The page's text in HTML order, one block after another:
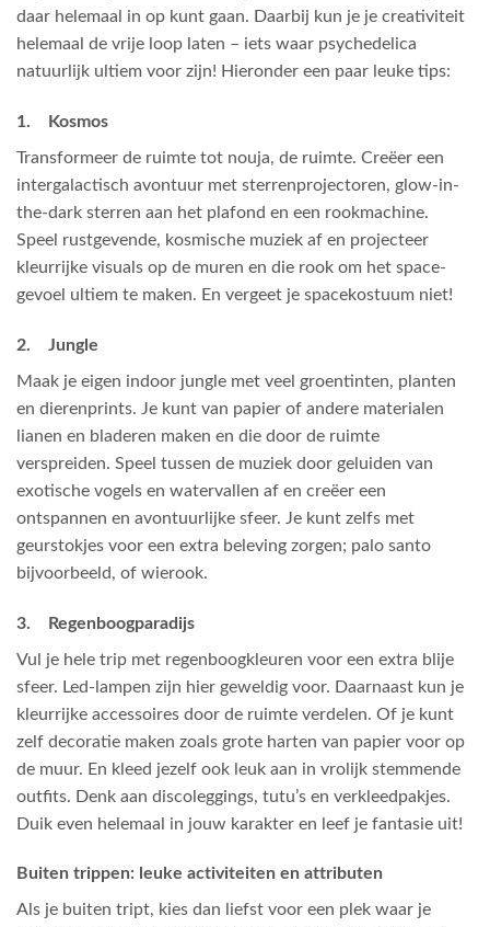
daar helemaal in op kunt gaan. Daarbij kun je je creativiteit
helemaal de vrije loop laten – iets waar psychedelica
natuurlijk ultiem voor zijn! Hieronder een paar leuke tips:
1. Kosmos
Transformeer de ruimte tot nouja, de ruimte. Creëer een
intergalactisch avontuur met sterrenprojectoren, glow-in-
the-dark sterren aan het plafond en een rookmachine.
Speel rustgevende, kosmische muziek af en projecteer
kleurrijke visuals op de muren en die rook om het space-
gevoel ultiem te maken. En vergeet je spacekostuum niet!
2. Jungle
Maak je eigen indoor jungle met veel groentinten, planten
en dierenprints. Je kunt van papier of andere materialen
lianen en bladeren maken en die door de ruimte
verspreiden. Speel tussen de muziek door geluiden van
exotische vogels en watervallen af en creëer een
ontspannen en avontuurlijke sfeer. Je kunt zelfs met
geurstokjes voor een extra beleving zorgen; palo santo
bijvoorbeeld, of wierook.
3. Regenboogparadijs
Vul je hele trip met regenboogkleuren voor een extra blije
sfeer. Led-lampen zijn hier geweldig voor. Daarnaast kun je
kleurrijke accessoires door de ruimte verdelen. Of je kunt
zelf decoratie maken zoals grote harten van papier voor op
de muur. En kleed jezelf ook leuk aan in vrolijk stemmende
outfits. Denk aan discoleggings, tutu’s en verkleedpakjes.
Duik even helemaal in jouw karakter en leef je fantasie uit!
Buiten trippen: leuke activiteiten en attributen
Als je buiten tript, kies dan liefst voor een plek waar je